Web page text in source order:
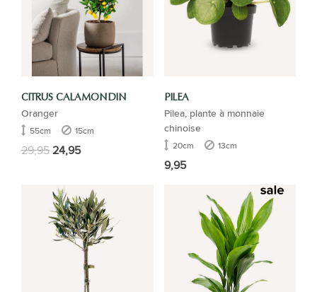
CITRUS CALAMONDIN
Oranger
55cm 15cm
29,9524,95
PILEA
Pilea, plante à monnaie
chinoise
20cm 13cm
9,95